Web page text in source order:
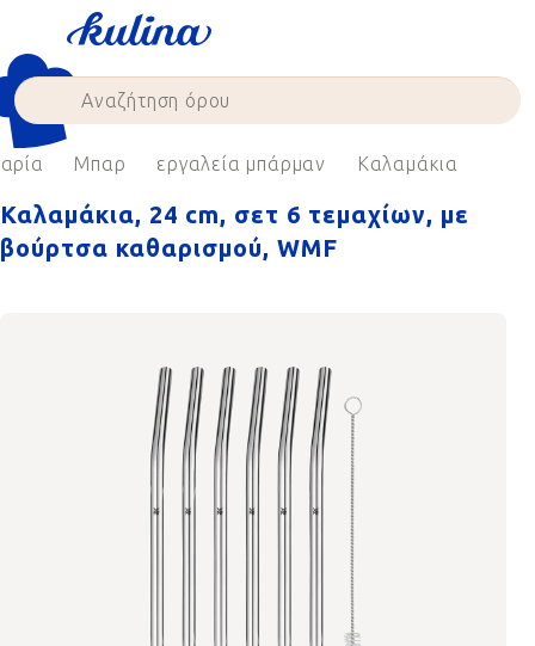
content
Μπαρ εργαλεία μπάρμαν Καλαμάκια
Καλαμάκια, 24 cm, σετ 6 τεμαχίων, με
βούρτσα καθαρισμού, WMF